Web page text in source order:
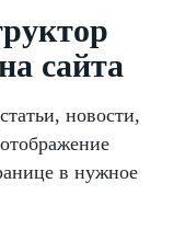
сайта
новости,
в нужное